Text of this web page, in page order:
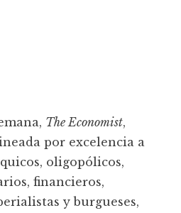
The Economist,
por excelencia a
oligopólicos,
financieros,
y burgueses,